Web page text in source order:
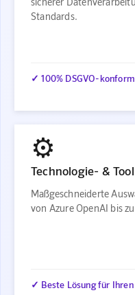
Standards.
✓ 100% DSGVO-konform
⚙️
Technologie- &
Maßgeschneiderte
von Azure OpenAI bis
✓ Beste Lösung für Ihren